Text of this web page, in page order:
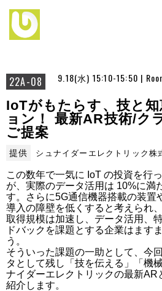
22A-08 9.18(水) 15:10-15:50 |
IoTがもたらす、技と
ョン！ 最新AR技術/ク
ご提案
提供 シュナイダーエレクトリック株
この数年で一気に IoT の投資を行
が、実際のデータ活用は 10%に満
す。さらに5G通信機器搭載の装置
導入の障壁を低くすると考えられ
取得規模は加速し、データ活用、
ドバックを課題とする企業はます
う。
そういった課題の一助として、今
タとして残し「技を伝える」「機
ナイダーエレクトリックの最新AR
紹介します。